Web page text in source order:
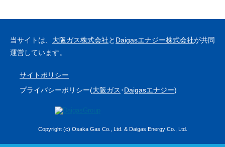
当サイトは、 大阪ガス株式会社と Daigasエナジー株式会社が共同
運営しています。
サイトポリシー
プライバシーポリシー(大阪ガス ･Daigasエナジー)
Copyright (c) Osaka Gas Co., Ltd. & Daigas Energy Co., Ltd.